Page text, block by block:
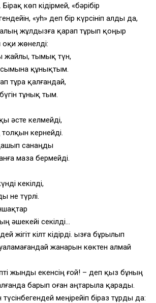
көп кідірмей, «бәрібір
«уһ» деп бір күрсініп алды да,
жұлдызға қарап тұрып қоңыр
жөнелді:
жайлы, тымық түн,
құнықтым.
тұра қалғандай,
тұнық тым.
әсте келмейді,
кернейді.
санаңды
маза бермейді.
кекілді,
не түрлі.
әшекейі секілді…
жігіт кілт кідірді. Қызға бұрылып
жанарын көктен алмай
жынды екенсің ғой! – деп қыз бұның
барып оған аңтарыла қарады.
меңірейіп біраз тұрды да: